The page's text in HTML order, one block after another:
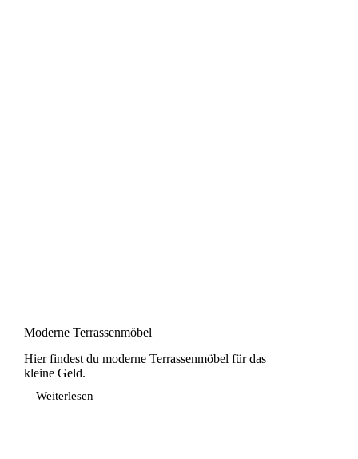
Moderne Terrassenmöbel
Hier findest du moderne Terrassenmöbel für das
kleine Geld.
Weiterlesen
Moderne